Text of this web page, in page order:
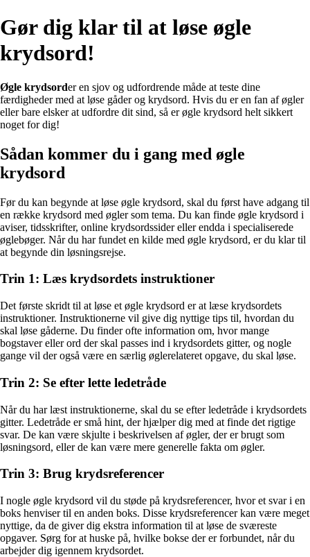
Gør dig klar til at løse øgle
krydsord!
Øgle krydsorder en sjov og udfordrende måde at teste dine
færdigheder med at løse gåder og krydsord. Hvis du er en fan af øgler
eller bare elsker at udfordre dit sind, så er øgle krydsord helt sikkert
noget for dig!
Sådan kommer du i gang med øgle
krydsord
Før du kan begynde at løse øgle krydsord, skal du først have adgang til
en række krydsord med øgler som tema. Du kan finde øgle krydsord i
aviser, tidsskrifter, online krydsordssider eller endda i specialiserede
øglebøger. Når du har fundet en kilde med øgle krydsord, er du klar til
at begynde din løsningsrejse.
Trin 1: Læs krydsordets instruktioner
Det første skridt til at løse et øgle krydsord er at læse krydsordets
instruktioner. Instruktionerne vil give dig nyttige tips til, hvordan du
skal løse gåderne. Du finder ofte information om, hvor mange
bogstaver eller ord der skal passes ind i krydsordets gitter, og nogle
gange vil der også være en særlig øglerelateret opgave, du skal løse.
Trin 2: Se efter lette ledetråde
Når du har læst instruktionerne, skal du se efter ledetråde i krydsordets
gitter. Ledetråde er små hint, der hjælper dig med at finde det rigtige
svar. De kan være skjulte i beskrivelsen af øgler, der er brugt som
løsningsord, eller de kan være mere generelle fakta om øgler.
Trin 3: Brug krydsreferencer
I nogle øgle krydsord vil du støde på krydsreferencer, hvor et svar i en
boks henviser til en anden boks. Disse krydsreferencer kan være meget
nyttige, da de giver dig ekstra information til at løse de sværeste
opgaver. Sørg for at huske på, hvilke bokse der er forbundet, når du
arbejder dig igennem krydsordet.